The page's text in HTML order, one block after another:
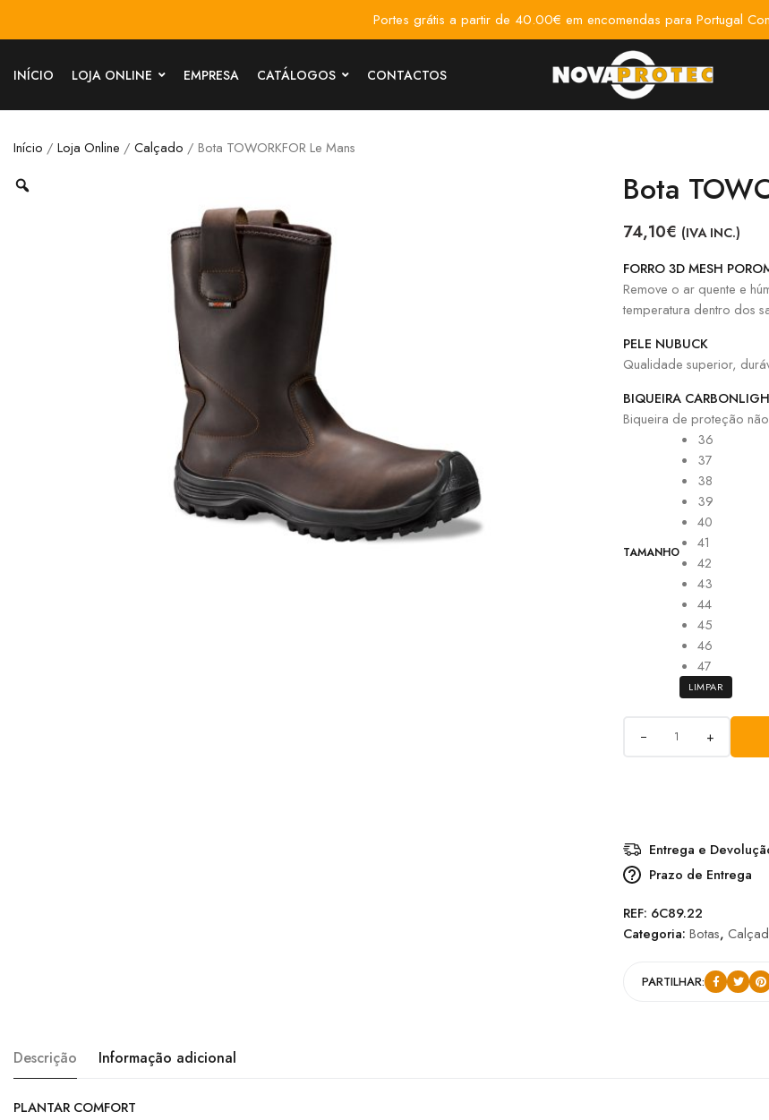
INÍCIO LOJA ONLINE EMPRESA CATÁLOGOS CONTACTOS
Início / Loja Online / Calçado / Bota TOWORKFOR Le Mans
Bota
74,10€ (IVA INC.)
FORRO 3D MESH
Remove o ar quente e
temperatura dentro dos
PELE NUBUCK
Qualidade superior,
BIQUEIRA
Biqueira de proteção
TAMANHO
36
37
38
39
40
41
42
43
44
45
46
47
LIMPAR
+
Entrega e
Prazo de Entrega
REF: 6C89.22
Categoria: Botas,
PARTILHAR:
Descrição Informação adicional
PLANTAR COMFORT
Portes grátis a partir de 40.00€ em encomendas para Portugal